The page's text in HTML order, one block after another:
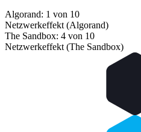
Algorand: 1 von 10
Netzwerkeffekt (Algorand)
The Sandbox: 4 von 10
Netzwerkeffekt (The Sandbox)